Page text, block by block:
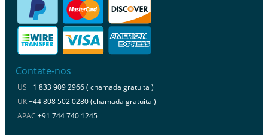
Contate-nos
US +1 833 909 2966 ( chamada gratuita )
UK+44 808 502 0280 (chamada gratuita )
APAC +91 744 740 1245